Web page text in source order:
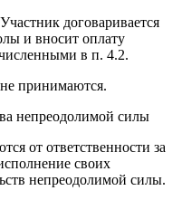
договаривается
и вносит оплату
в п. 4.2.
принимаются.
непреодолимой силы
от ответственности за
своих
непреодолимой силы.